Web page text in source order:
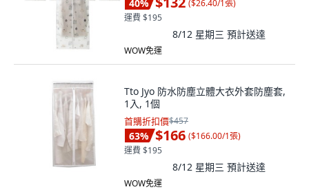
40% ($26.40/1張)
運費 $195
8/12 星期三 預計送達
WOW免運
Tto Jyo 防水防塵立體大衣外套防塵套,
1入, 1個
首購折扣價$457
63% $166 ($166.00/1張)
運費 $195
8/12 星期三 預計送達
WOW免運